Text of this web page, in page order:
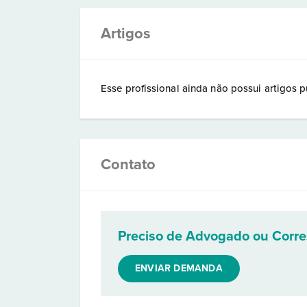
Artigos
Esse profissional ainda não possui artigos
Contato
Preciso de Advogado ou
ENVIAR DEMANDA